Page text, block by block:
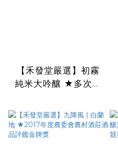
【禾發堂嚴選】初霧
純米大吟釀 ★多次世
酒